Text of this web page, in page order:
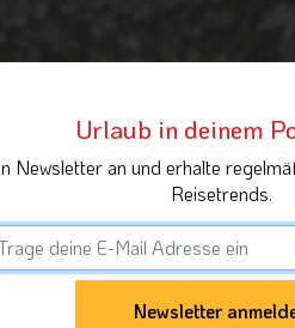
Urlaub in deinem
Newsletter an und erhalte
Reisetrends.